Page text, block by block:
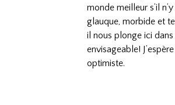
monde meilleur s’il
glauque, morbide et
il nous plonge ici
envisageable!
optimiste.